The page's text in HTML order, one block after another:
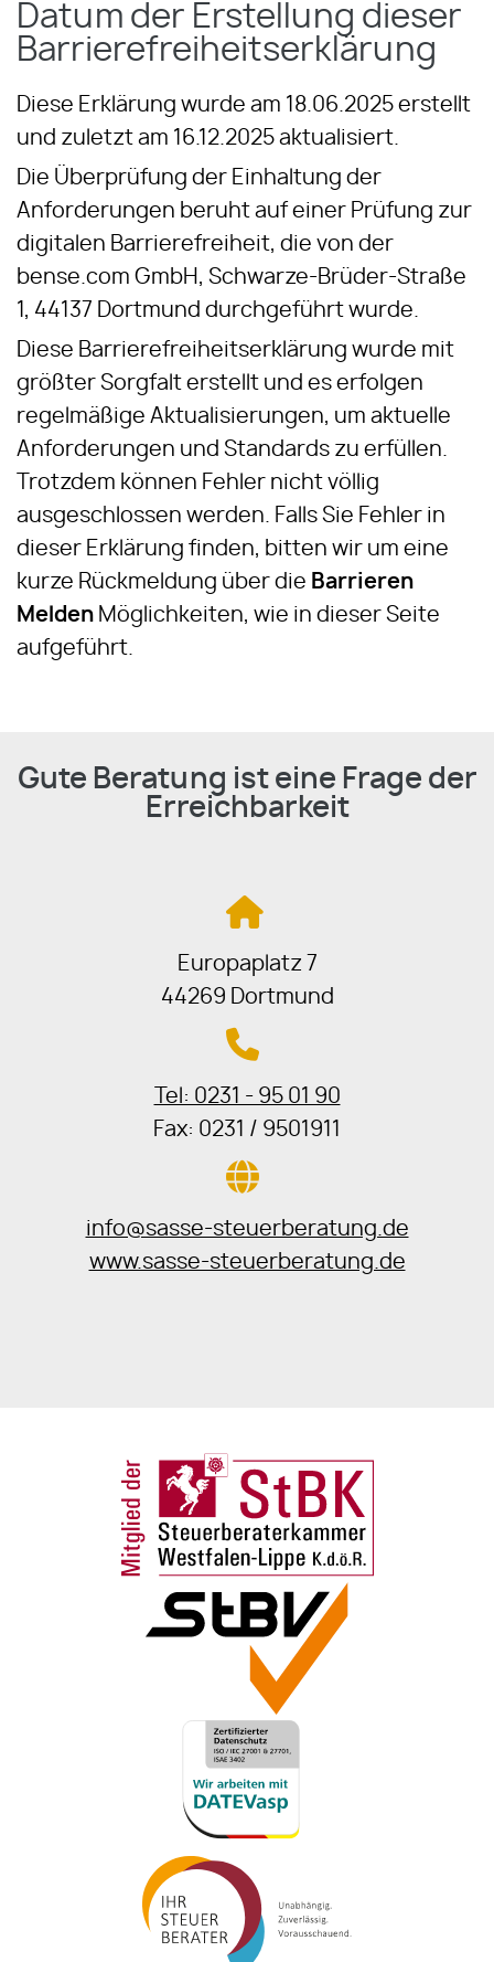
Datum der Erstellung dieser
Barrierefreiheitserklärung
Diese Erklärung wurde am 18.06.2025 erstellt
und zuletzt am 16.12.2025 aktualisiert.
Die Überprüfung der Einhaltung der
Anforderungen beruht auf einer Prüfung zur
digitalen Barrierefreiheit, die von der
bense.com GmbH, Schwarze-Brüder-Straße
1, 44137 Dortmund durchgeführt wurde.
Diese Barrierefreiheitserklärung wurde mit
größter Sorgfalt erstellt und es erfolgen
regelmäßige Aktualisierungen, um aktuelle
Anforderungen und Standards zu erfüllen.
Trotzdem können Fehler nicht völlig
ausgeschlossen werden. Falls Sie Fehler in
dieser Erklärung finden, bitten wir um eine
kurze Rückmeldung über die Barrieren
Melden Möglichkeiten, wie in dieser Seite
aufgeführt.
Gute Beratung ist eine Frage der
Erreichbarkeit
Europaplatz 7
44269 Dortmund
Tel: 0231 - 95 01 90
Fax: 0231 / 9501911
info@sasse-steuerberatung.de
www.sasse-steuerberatung.de